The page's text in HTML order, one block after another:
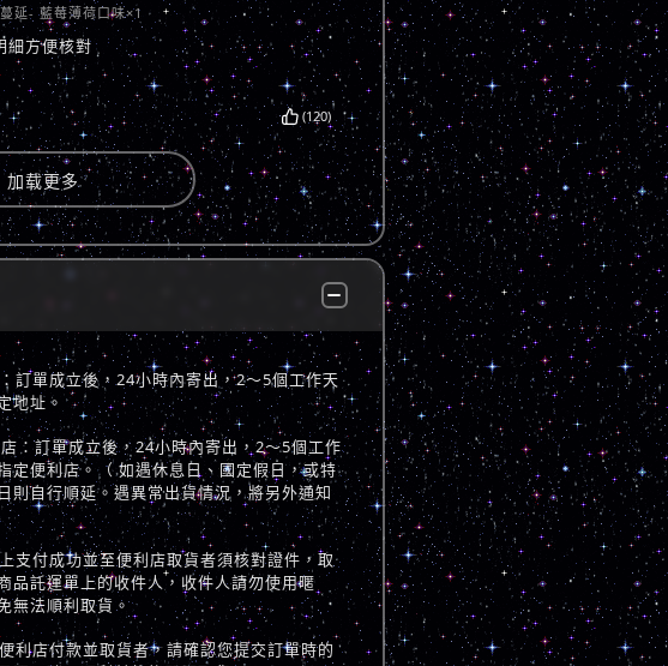
延- 藍莓薄荷口味×1
細方便核對
(120)
加载更多
訂單成立後，24小時內寄出，2～5個工作天
地址。
：訂單成立後，24小時內寄出，2～5個工作
定便利店。（ 如遇休息日、國定假日，或特
則自行順延。遇異常出貨情況，將另外通知
支付成功並至便利店取貨者須核對證件，取
品託運單上的收件人，收件人請勿使用暱
無法順利取貨。
利店付款並取貨者，請確認您提交訂單時的